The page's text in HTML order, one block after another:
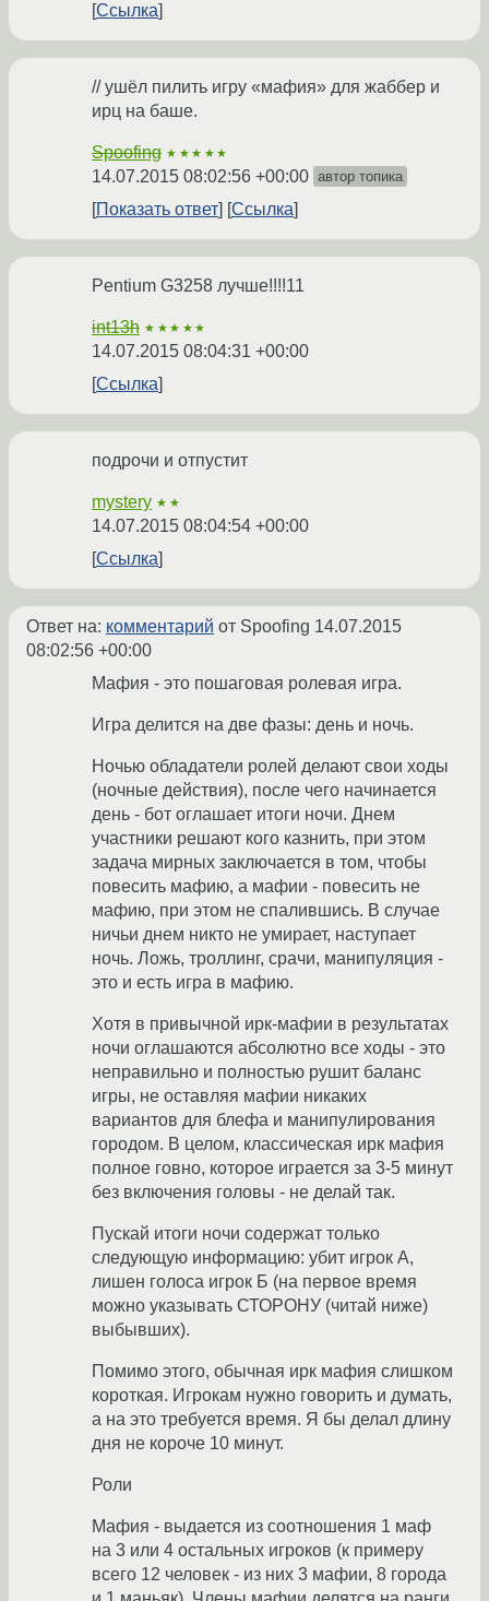
Ссылка
// ушёл пилить игру «мафия» для жаббер и
ирц на баше.
Spoofing ★★★★★
14.07.2015 08:02:56 +00:00 автор топика
Показать ответ Ссылка
Pentium G3258 лучше!!!!11
int13h ★★★★★
14.07.2015 08:04:31 +00:00
Ссылка
подрочи и отпустит
mystery ★★
14.07.2015 08:04:54 +00:00
Ссылка
Ответ на: комментарий от Spoofing 14.07.2015
08:02:56 +00:00
Мафия - это пошаговая ролевая игра.
Игра делится на две фазы: день и ночь.
Ночью обладатели ролей делают свои ходы
(ночные действия), после чего начинается
день - бот оглашает итоги ночи. Днем
участники решают кого казнить, при этом
задача мирных заключается в том, чтобы
повесить мафию, а мафии - повесить не
мафию, при этом не спалившись. В случае
ничьи днем никто не умирает, наступает
ночь. Ложь, троллинг, срачи, манипуляция -
это и есть игра в мафию.
Хотя в привычной ирк-мафии в результатах
ночи оглашаются абсолютно все ходы - это
неправильно и полностью рушит баланс
игры, не оставляя мафии никаких
вариантов для блефа и манипулирования
городом. В целом, классическая ирк мафия
полное говно, которое играется за 3-5 минут
без включения головы - не делай так.
Пускай итоги ночи содержат только
следующую информацию: убит игрок А,
лишен голоса игрок Б (на первое время
можно указывать СТОРОНУ (читай ниже)
выбывших).
Помимо этого, обычная ирк мафия слишком
короткая. Игрокам нужно говорить и думать,
а на это требуется время. Я бы делал длину
дня не короче 10 минут.
Роли
Мафия - выдается из соотношения 1 маф
на 3 или 4 остальных игроков (к примеру
всего 12 человек - из них 3 мафии, 8 города